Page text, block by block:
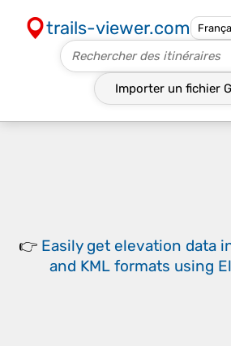
trails-viewer.com
Importer un fichier
👉 Easily get elevation data
and KML formats using